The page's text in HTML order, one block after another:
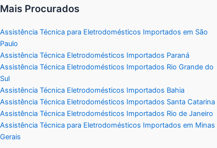
Mais Procurados
Assistência Técnica para Eletrodomésticos Importados em São
Paulo
Assistência Técnica Eletrodomésticos Importados Paraná
Assistência Técnica Eletrodomésticos Importados Rio Grande do
Sul
Assistência Técnica Eletrodomésticos Importados Bahia
Assistência Técnica Eletrodomésticos Importados Santa Catarina
Assistência Técnica Eletrodomésticos Importados Rio de Janeiro
Assistência Técnica para Eletrodomésticos Importados em Minas
Gerais